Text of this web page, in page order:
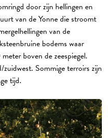
door zijn hellingen en
van de Yonne die stroomt
van de
bodems waar
boven de zeespiegel.
zuidwest. Sommige terroirs zijn
tijd.